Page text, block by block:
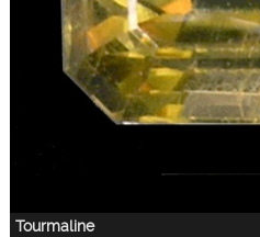
Tourmaline